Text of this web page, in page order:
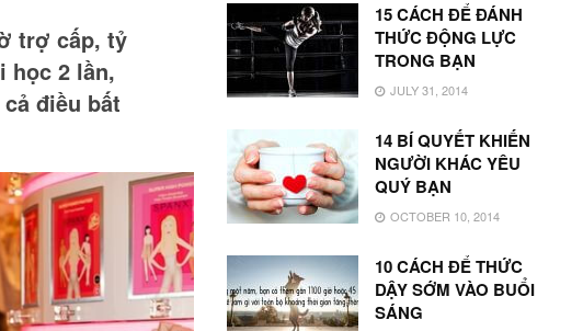
trợ cấp, tỷ
học 2 lần,
điều bất
15 CÁCH ĐỂ ĐÁNH
THỨC ĐỘNG LỰC
TRONG BẠN
JULY 31, 2014
14 BÍ QUYẾT KHIẾN
NGƯỜI KHÁC YÊU
QUÝ BẠN
OCTOBER 10, 2014
10 CÁCH ĐỂ THỨC
DẬY SỚM VÀO BUỔI
SÁNG